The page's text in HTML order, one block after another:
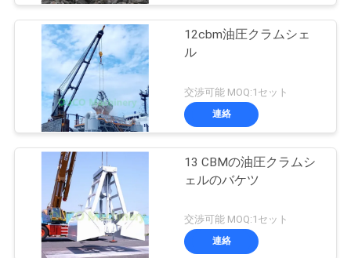
12cbm油圧クラムシェ
ル
交渉可能 MOQ:1セット
連絡
13 CBMの油圧クラムシ
ェルのバケツ
交渉可能 MOQ:1セット
連絡